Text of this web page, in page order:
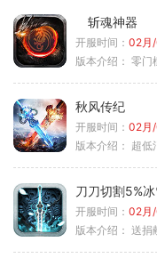
斩魂神器
开服时间： 02月
版本介绍： 零门
秋风传纪
开服时间： 02月
版本介绍： 超低
刀刀切割5%
开服时间： 02月
版本介绍： 送捐